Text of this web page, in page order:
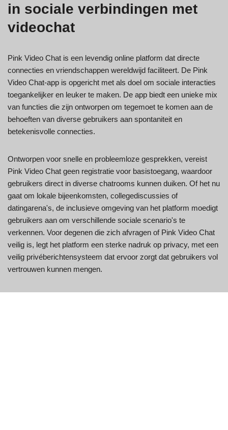
in sociale verbindingen met
videochat
Pink Video Chat is een levendig online platform dat directe
connecties en vriendschappen wereldwijd faciliteert. De Pink
Video Chat-app is opgericht met als doel om sociale interacties
toegankelijker en leuker te maken. De app biedt een unieke mix
van functies die zijn ontworpen om tegemoet te komen aan de
behoeften van diverse gebruikers aan spontaniteit en
betekenisvolle connecties.
Ontworpen voor snelle en probleemloze gesprekken, vereist
Pink Video Chat geen registratie voor basistoegang, waardoor
gebruikers direct in diverse chatrooms kunnen duiken. Of het nu
gaat om lokale bijeenkomsten, collegediscussies of
datingarena's, de inclusieve omgeving van het platform moedigt
gebruikers aan om verschillende sociale scenario's te
verkennen. Voor degenen die zich afvragen of Pink Video Chat
veilig is, legt het platform een sterke nadruk op privacy, met een
veilig privéberichtensysteem dat ervoor zorgt dat gebruikers vol
vertrouwen kunnen mengen.